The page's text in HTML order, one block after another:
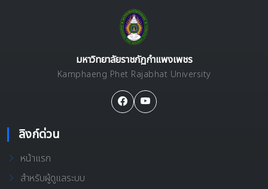
มหาวิทยาลัยราชภัฏกำแพงเพชร
Kamphaeng Phet Rajabhat University
ลิงก์ด่วน
หน้าแรก
สำหรับผู้ดูแลระบบ